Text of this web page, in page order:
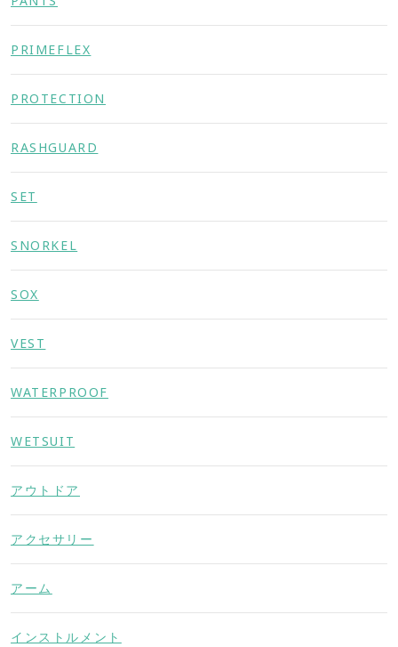
PRIMEFLEX
PROTECTION
RASHGUARD
SET
SNORKEL
SOX
VEST
WATERPROOF
WETSUIT
アウトドア
アクセサリー
アーム
インストルメント